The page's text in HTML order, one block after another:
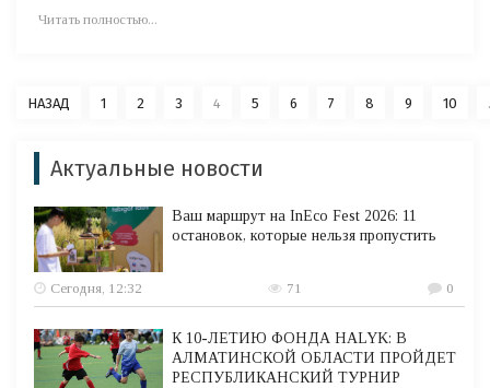
Читать полностью...
НАЗАД 1 2 3 4 5 6 7 8 9 10
Актуальные новости
Ваш маршрут на InEco Fest 2026: 11
остановок, которые нельзя пропустить
Сегодня, 12:32 71 0
К 10-ЛЕТИЮ ФОНДА HALYK: В
АЛМАТИНСКОЙ ОБЛАСТИ ПРОЙДЕТ
РЕСПУБЛИКАНСКИЙ ТУРНИР